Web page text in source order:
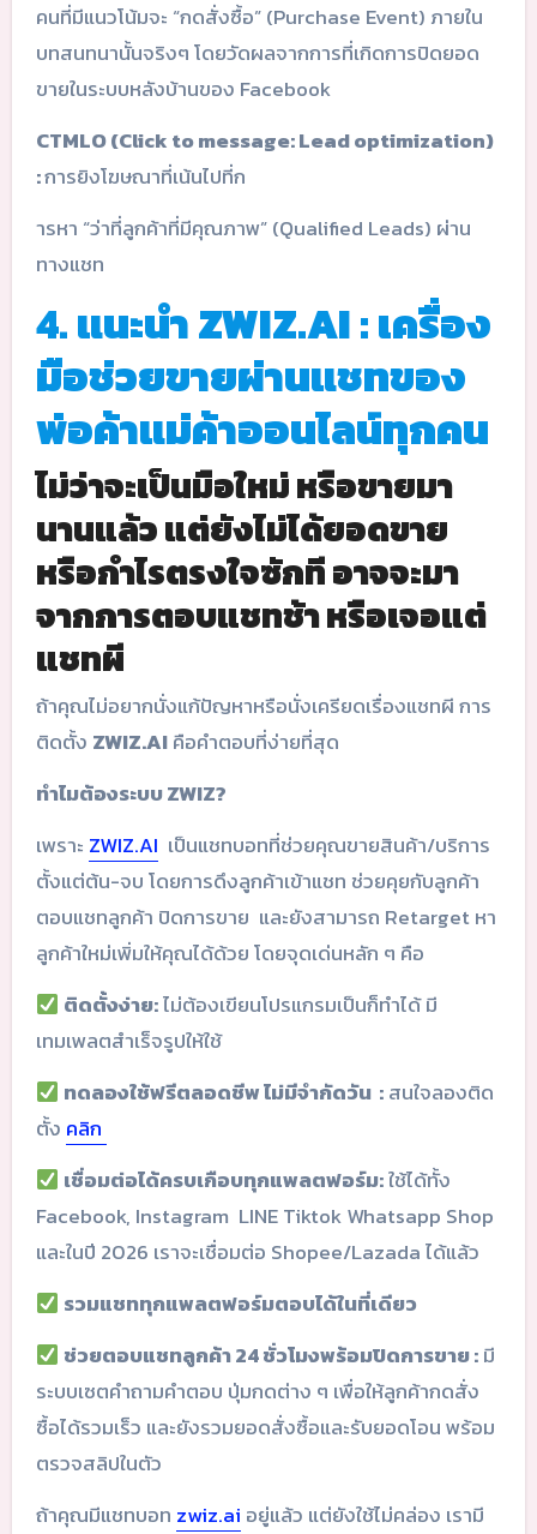
คนที่มีแนวโน้มจะ “กดสั่งซื้อ” (Purchase Event) ภายใน
บทสนทนานั้นจริงๆ โดยวัดผลจากการที่เกิดการปิดยอด
ขายในระบบหลังบ้านของ Facebook
CTMLO (Click to message: Lead optimization)
:การยิงโฆษณาที่เน้นไปที่ก
ารหา “ว่าที่ลูกค้าที่มีคุณภาพ” (Qualified Leads) ผ่าน
ทางแชท
4.แนะนำ ZWIZ.AI : เครื่อง
มือช่วยขายผ่านแชทของ
พ่อค้าแม่ค้าออนไลน์ทุกคน
ไม่ว่าจะเป็นมือใหม่ หรือขายมา
นานแล้ว แต่ยังไม่ได้ยอดขาย
หรือกำไรตรงใจซักที อาจจะมา
จากการตอบแชทช้า หรือเจอแต่
แชทผี
ถ้าคุณไม่อยากนั่งแก้ปัญหาหรือนั่งเครียดเรื่องแชทผี การ
ติดตั้ง ZWIZ.AIคือคำตอบที่ง่ายที่สุด
ทำไมต้องระบบ ZWIZ?
เพราะ ZWIZ.AI เป็นแชทบอทที่ช่วยคุณขายสินค้า/บริการ
ตั้งแต่ต้น-จบ โดยการดึงลูกค้าเข้าแชท ช่วยคุยกับลูกค้า
ตอบแชทลูกค้า ปิดการขาย และยังสามารถ Retarget หา
ลูกค้าใหม่เพิ่มให้คุณได้ด้วย โดยจุดเด่นหลัก ๆ คือ
ติดตั้งง่าย:ไม่ต้องเขียนโปรแกรมเป็นก็ทำได้ มี
เทมเพลตสำเร็จรูปให้ใช้
ทดลองใช้ฟรีตลอดชีพ ไม่มีจำกัดวัน :สนใจลองติด
ตั้ง คลิก
เชื่อมต่อได้ครบเกือบทุกแพลตฟอร์ม:ใช้ได้ทั้ง
Facebook, Instagram LINE Tiktok Whatsapp Shop
และในปี 2026 เราจะเชื่อมต่อ Shopee/Lazada ได้แล้ว
รวมแชททุกแพลตฟอร์มตอบได้ในที่เดียว
ช่วยตอบแชทลูกค้า 24 ชั่วโมงพร้อมปิดการขาย :มี
ระบบเซตคำถามคำตอบ ปุ่มกดต่าง ๆ เพื่อให้ลูกค้ากดสั่ง
ซื้อได้รวมเร็ว และยังรวมยอดสั่งซื้อและรับยอดโอน พร้อม
ตรวจสลิปในตัว
ถ้าคุณมีแชทบอท zwiz.ai อยู่แล้ว แต่ยังใช้ไม่คล่อง เรามี